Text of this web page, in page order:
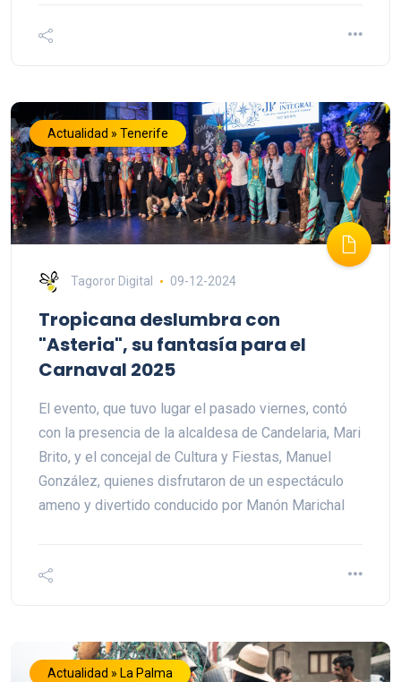
Actualidad » Tenerife
Tagoror Digital 09-12-2024
Tropicana deslumbra con
"Asteria", su fantasía para el
Carnaval 2025
El evento, que tuvo lugar el pasado viernes, contó
con la presencia de la alcaldesa de Candelaria, Mari
Brito, y el concejal de Cultura y Fiestas, Manuel
González, quienes disfrutaron de un espectáculo
ameno y divertido conducido por Manón Marichal
Actualidad » La Palma